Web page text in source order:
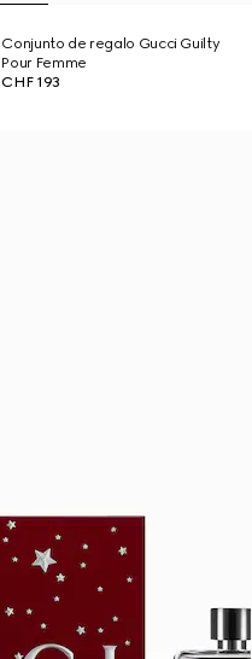
Conjunto de regalo Gucci Guilty
Pour Femme
CHF 193